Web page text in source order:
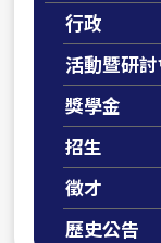
行政
活動暨研
獎學金
招生
徵才
歷史公告